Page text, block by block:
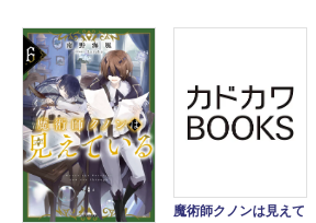
魔術師クノンは見えて